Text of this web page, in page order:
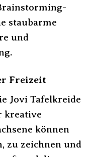
staubarme
und
Freizeit
Jovi Tafelkreide
kreative
können
zu zeichnen und